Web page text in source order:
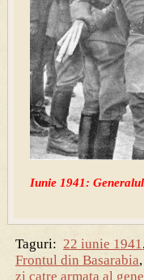
Iunie 1941:
Taguri: 22 iunie 1941
Frontul din Basarabia,
zi catre armata al